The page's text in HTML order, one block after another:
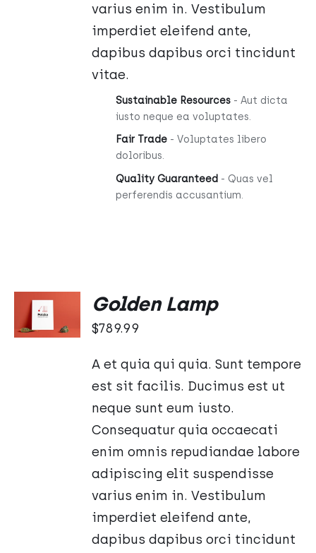
varius enim in. Vestibulum
imperdiet eleifend ante,
dapibus dapibus orci tincidunt
vitae.
Sustainable Resources- Aut dicta
iusto neque ea voluptates.
Fair Trade- Voluptates libero
doloribus.
Quality Guaranteed - Quas vel
perferendis accusantium.
Oceniono
5.00
DO
KOSZYKA
Golden Lamp
$789.99
A et quia qui quia. Sunt tempore
est sit facilis. Ducimus est ut
neque sunt eum iusto.
Consequatur quia occaecati
enim omnis repudiandae labore
adipiscing elit suspendisse
varius enim in. Vestibulum
imperdiet eleifend ante,
dapibus dapibus orci tincidunt